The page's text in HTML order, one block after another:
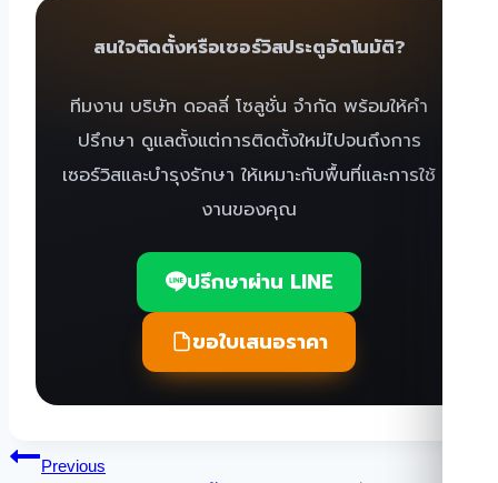
สนใจติดตั้งหรือเซอร์วิสประตูอัตโนมัติ?
ทีมงาน บริษัท ดอลลี่ โซลูชั่น จำกัด พร้อมให้คำ
ปรึกษา ดูแลตั้งแต่การติดตั้งใหม่ไปจนถึงการ
เซอร์วิสและบำรุงรักษา ให้เหมาะกับพื้นที่และการใช้
งานของคุณ
ปรึกษาผ่าน LINE
ขอใบเสนอราคา
แนะแนว
Previous